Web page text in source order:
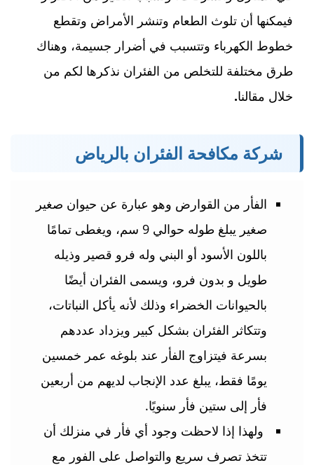
فيمكنها أن تلوث الطعام وتنشر الأمراض وتقطع
خطوط الكهرباء وتتسبب في أضرار جسيمة، وهناك
طرق مختلفة للتخلص من الفئران نذكرها لكم من
خلال مقالنا.
شركة مكافحة الفئران بالرياض
الفأر من القوارض وهو عبارة عن حيوان صغير
صغير يبلغ طوله حوالي 9 سم، ويغطى تمامًا
باللون الأسود أو البني وله فرو قصير وذيله
طويل و بدون فرو، ويسمى الفئران أيضًا
بالحيوانات الخضراء وذلك لأنه يأكل النباتات،
وتتكاثر الفئران بشكل كبير ويزداد عددهم
بسرعة فيتزاوج الفأر عند بلوغه عمر خمسين
يومًا فقط، يبلغ عدد الإنجاب لديهم من أربعين
فأر إلى ستين فأر سنويًا.
ولهذا إذا لاحظت وجود أي فأر في منزلك أن
تتخذ تصرف سريع والتواصل على الفور مع